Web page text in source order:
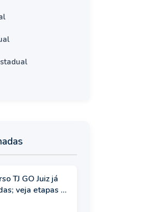
TJ GO Juiz já
veja etapas e